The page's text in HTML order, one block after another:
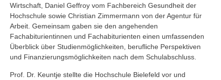
Wirtschaft, Daniel Geffroy vom Fachbereich Gesundheit der
Hochschule sowie Christian Zimmermann von der Agentur für
Arbeit. Gemeinsam gaben sie den angehenden
Fachabiturientinnen und Fachabiturienten einen umfassenden
Überblick über Studienmöglichkeiten, berufliche Perspektiven
und Finanzierungsmöglichkeiten nach dem Schulabschluss.
Prof. Dr. Keuntje stellte die Hochschule Bielefeld vor und